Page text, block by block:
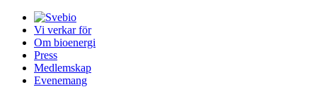
Vi verkar för
Om bioenergi
Press
Medlemskap
Evenemang